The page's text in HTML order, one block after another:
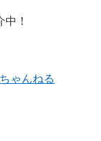
！
ゃんねる